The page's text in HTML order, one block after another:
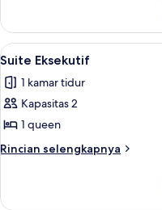
Double
Kamar
Superior,
1
Tidur
Double
Lihat
semua
foto
untuk
Suite
Eksekutif
4
Suite Eksekutif
1 kamar tidur
Kapasitas 2
1 queen
Rincian selengkapnya
Rincian
Suite